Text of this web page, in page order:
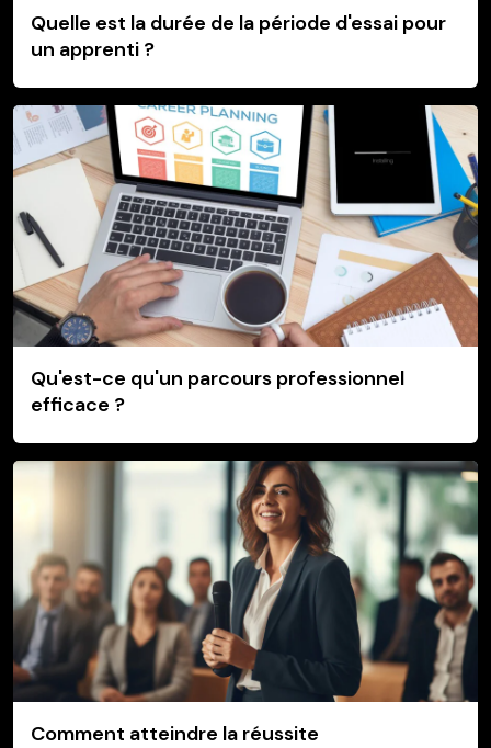
Quelle est la durée de la période d'essai pour
un apprenti ?
Qu'est-ce qu'un parcours professionnel
efficace ?
Comment atteindre la réussite